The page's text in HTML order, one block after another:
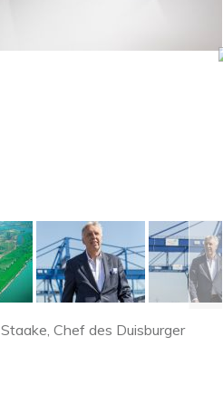
Chef des Duisburger